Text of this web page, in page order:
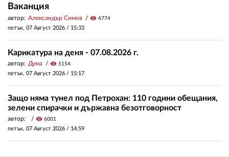
Ваканция
автор: Александър Симов visibility 4774
петък, 07 Август 2026 / 15:33
Карикатура на деня - 07.08.2026 г.
автор: Дума visibility 5154
петък, 07 Август 2026 / 15:17
Защо няма тунел под Петрохан: 110 години обещания,
зелени спирачки и държавна безотговорност
автор: visibility 6001
петък, 07 Август 2026 / 14:59